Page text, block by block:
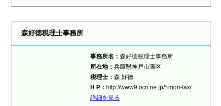
森好徳税理士事務所
事務所名： 森好徳税理士事務所
所在地： 兵庫県神戸市灘区
税理士： 森 好徳
H P： http://www9.ocn.ne.jp/~mori-tax/
詳細を見る